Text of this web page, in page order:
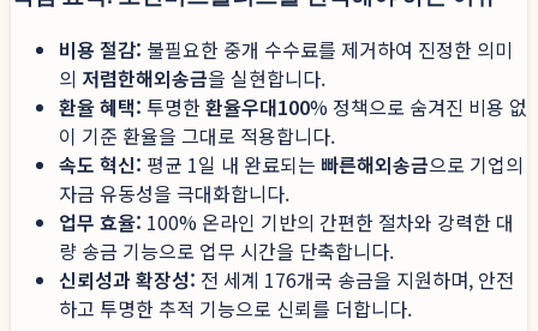
비용 절감: 불필요한 중개 수수료를 제거하여 진정한 의미
의 저렴한해외송금을 실현합니다.
환율 혜택: 투명한환율우대100% 정책으로 숨겨진 비용 없
이 기준 환율을 그대로 적용합니다.
속도 혁신: 평균 1일 내 완료되는 빠른해외송금으로 기업의
자금 유동성을 극대화합니다.
업무 효율: 100% 온라인 기반의 간편한 절차와 강력한 대
량 송금 기능으로 업무 시간을 단축합니다.
신뢰성과 확장성: 전 세계 176개국 송금을 지원하며, 안전
하고 투명한 추적 기능으로 신뢰를 더합니다.